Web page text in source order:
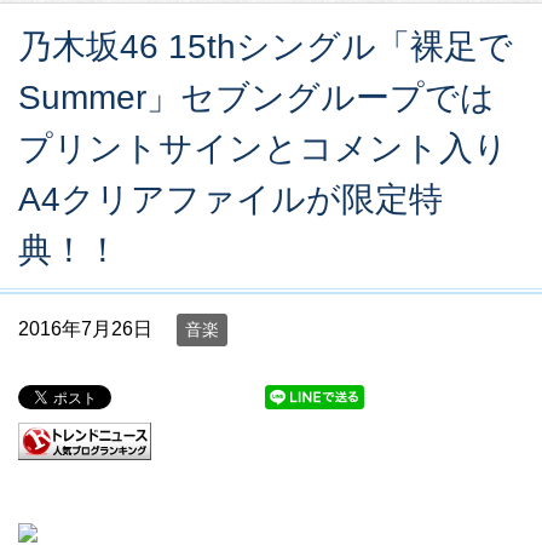
乃木坂46 15thシングル「裸足で
Summer」セブングループでは
プリントサインとコメント入り
A4クリアファイルが限定特
典！！
2016年7月26日 音楽